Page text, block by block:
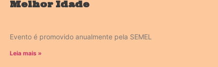
Melhor Idade
Evento é promovido anualmente pela SEMEL
Leia mais »